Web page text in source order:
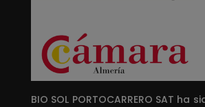
BIO SOL PORTOCARRERO SAT ha